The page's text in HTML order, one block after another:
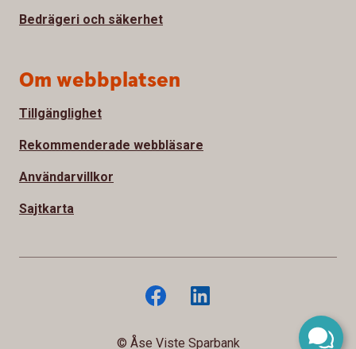
Bedrägeri och säkerhet
Om webbplatsen
Tillgänglighet
Rekommenderade webbläsare
Användarvillkor
Sajtkarta
© Åse Viste Sparbank